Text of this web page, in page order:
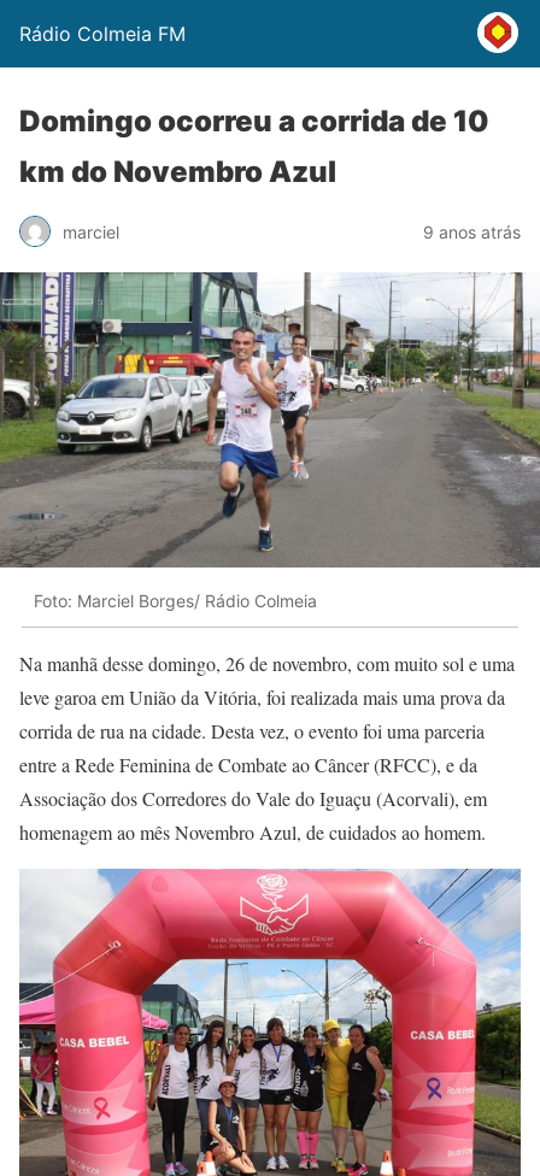
Rádio Colmeia FM
Domingo ocorreu a corrida de 10
km do Novembro Azul
marciel 9 anos atrás
Foto: Marciel Borges/ Rádio Colmeia
Na manhã desse domingo, 26 de novembro, com muito sol e uma
leve garoa em União da Vitória, foi realizada mais uma prova da
corrida de rua na cidade. Desta vez, o evento foi uma parceria
entre a Rede Feminina de Combate ao Câncer (RFCC), e da
Associação dos Corredores do Vale do Iguaçu (Acorvali), em
homenagem ao mês Novembro Azul, de cuidados ao homem.